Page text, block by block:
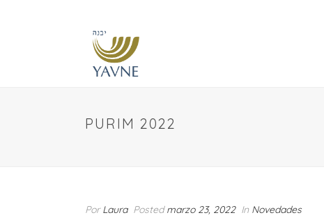
PURIM 2022
PorLaura Postedmarzo 23, 2022 In Novedades